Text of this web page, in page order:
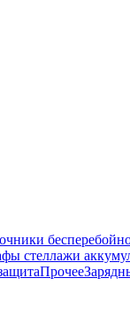
стеллажи
Прочее